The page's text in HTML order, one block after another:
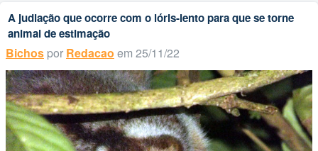
A judiação que ocorre com o lóris-lento para que se torne
animal de estimação
Bichos por Redacao em 25/11/22